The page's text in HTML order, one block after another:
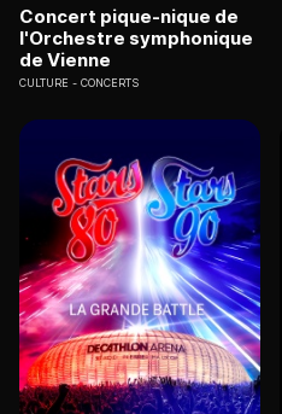
Concert pique-nique de
l'Orchestre symphonique
de Vienne
CULTURE CONCERTS